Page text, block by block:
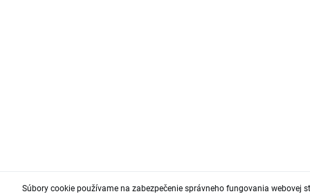
Súbory cookie používame na zabezpečenie správneho fungovania webovej